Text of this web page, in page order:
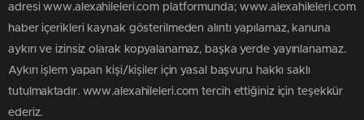
adresi www.alexahileleri.com platformunda; www.alexahileleri.com
haber içerikleri kaynak gösterilmeden alıntı yapılamaz, kanuna
aykırı ve izinsiz olarak kopyalanamaz, başka yerde yayınlanamaz.
Aykırı işlem yapan kişi/kişiler için yasal başvuru hakkı saklı
tutulmaktadır. www.alexahileleri.com tercih ettiğiniz için teşekkür
ederiz.